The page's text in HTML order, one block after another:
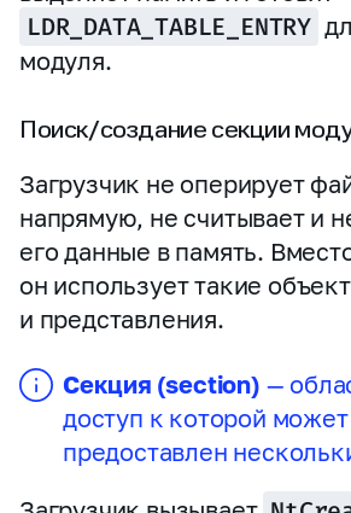
LDR_DATA_TABLE_ENTRY
модуля.
Поиск/создание секции
Загрузчик не оперирует
напрямую, не считывает и
его данные в память.
он использует такие
и представления.
Секция (section) —
доступ к которой
предоставлен